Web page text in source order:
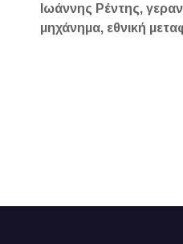
Ιωάννης Ρέντης,
μηχάνημα, εθνική